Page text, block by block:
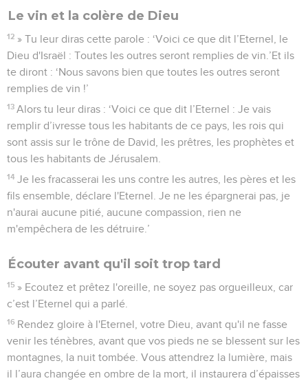
Le vin et la colère de Dieu
12 » Tu leur diras cette parole : ‘Voici ce que dit l’Eternel, le
Dieu d'Israël : Toutes les outres seront remplies de vin.’Et ils
te diront : ‘Nous savons bien que toutes les outres seront
remplies de vin !’
13 Alors tu leur diras : ‘Voici ce que dit l’Eternel : Je vais
remplir d’ivresse tous les habitants de ce pays, les rois qui
sont assis sur le trône de David, les prêtres, les prophètes et
tous les habitants de Jérusalem.
14 Je les fracasserai les uns contre les autres, les pères et les
fils ensemble, déclare l'Eternel. Je ne les épargnerai pas, je
n'aurai aucune pitié, aucune compassion, rien ne
m'empêchera de les détruire.’
Écouter avant qu'il soit trop tard
15 » Ecoutez et prêtez l'oreille, ne soyez pas orgueilleux, car
c’est l’Eternel qui a parlé.
16 Rendez gloire à l'Eternel, votre Dieu, avant qu'il ne fasse
venir les ténèbres, avant que vos pieds ne se blessent sur les
montagnes, la nuit tombée. Vous attendrez la lumière, mais
il l’aura changée en ombre de la mort, il instaurera d’épaisses